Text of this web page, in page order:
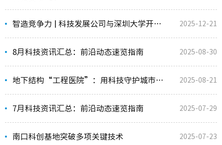
研发方
检验检
工程咨
城市更
智造竞争力 | 科技发展公司与深圳大学开展柔性相机网络技术交流 2025-12-21
8月科技资讯汇总：前沿动态速览指南 2025-08-30
地下结构“工程医院”：用科技守护城市地下空间安全 2025-08-21
7月科技资讯汇总：前沿动态速览指南 2025-07-29
南口科创基地突破多项关键技术 2025-07-23